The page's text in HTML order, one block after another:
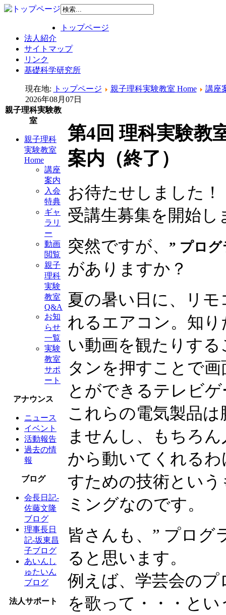
トップページ
法人紹介
サイトマップ
リンク
基礎科学研究所
現在地: トップページ 親子理科実験教室 Home
講座
2026年08月07日
親子理科実験教
室
親子理科
実験教室
Home
講座
案内
入会
特典
ギャ
ラリ
ー
動画
閲覧
親子
理科
実験
教室
Q&A
お知
らせ
一覧
実験
教室
サポ
ート
アナウンス
ニュース
イベント
活動報告
過去の情
報
ブログ
会長日記-
佐藤文隆
ブログ
理事長日
記-坂東昌
子ブログ
あいんし
ゅたいん
ブログ
法人サポート
第4回 理科実験教
案内（終了）
お待たせしました！
受講生募集を開始し
突然ですが、
” プロ
がありますか？
夏の暑い日に、リ
れるエアコン。知
い動画を観たりす
タンを押すことで
とができるテレビ
これらの電気製品
ませんし、もちろ
から動いてくれる
すための技術とい
ミングなのです。
皆さんも、” プログ
ると思います。
例えば、学芸会の
を歌って・・・と